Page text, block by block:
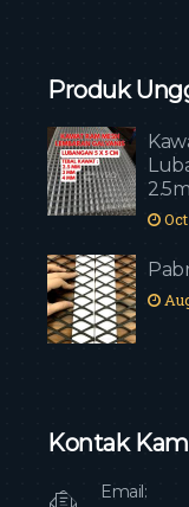
Produk
Oct
Kontak
Email: